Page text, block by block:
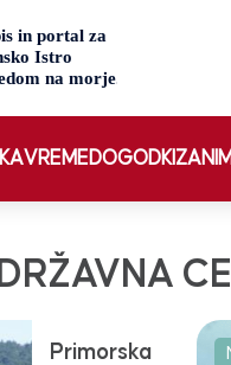
VREMEDOGODKI
DRŽAVNA
Primorska